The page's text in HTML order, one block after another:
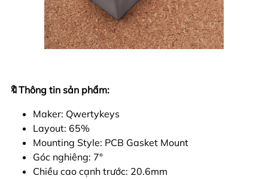
🔖Thông tin sản phẩm:
Maker: Qwertykeys
Layout: 65%
Mounting Style: PCB Gasket Mount
Góc nghiêng: 7°
Chiều cao cạnh trước: 20.6mm